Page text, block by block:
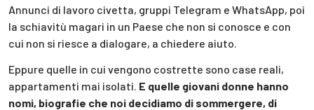
Annunci di lavoro civetta, gruppi Telegram e WhatsApp, poi
la schiavitù magari in un Paese che non si conosce e con
cui non si riesce a dialogare, a chiedere aiuto.
Eppure quelle in cui vengono costrette sono case reali,
appartamenti mai isolati. E quelle giovani donne hanno
nomi, biografie che noi decidiamo di sommergere, di